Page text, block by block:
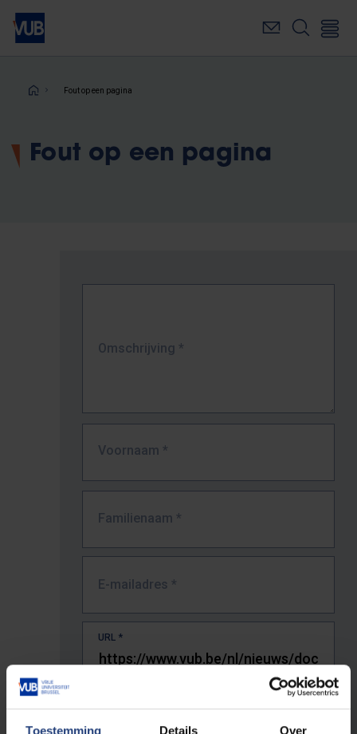
Toestemming Details Over
Overslaan
naar
inhoudKruimelpad
Fout op een pagina
Fout op een pagina
Omschrijving *
Voornaam *
Familienaam *
E-mailadres *
URL *
De volledige URL van de pagina waar je de fout zag.